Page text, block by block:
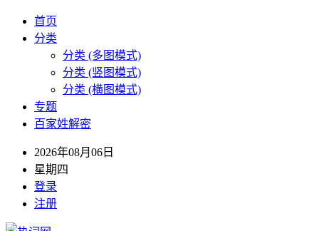
首页
分类
分类 (多图模式)
分类 (竖图模式)
分类 (横图模式)
专题
百家姓解密
2026年08月06日
星期四
登录
注册